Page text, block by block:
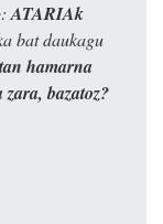
ATARIAk
bat daukagu
hamarna
bazatoz?